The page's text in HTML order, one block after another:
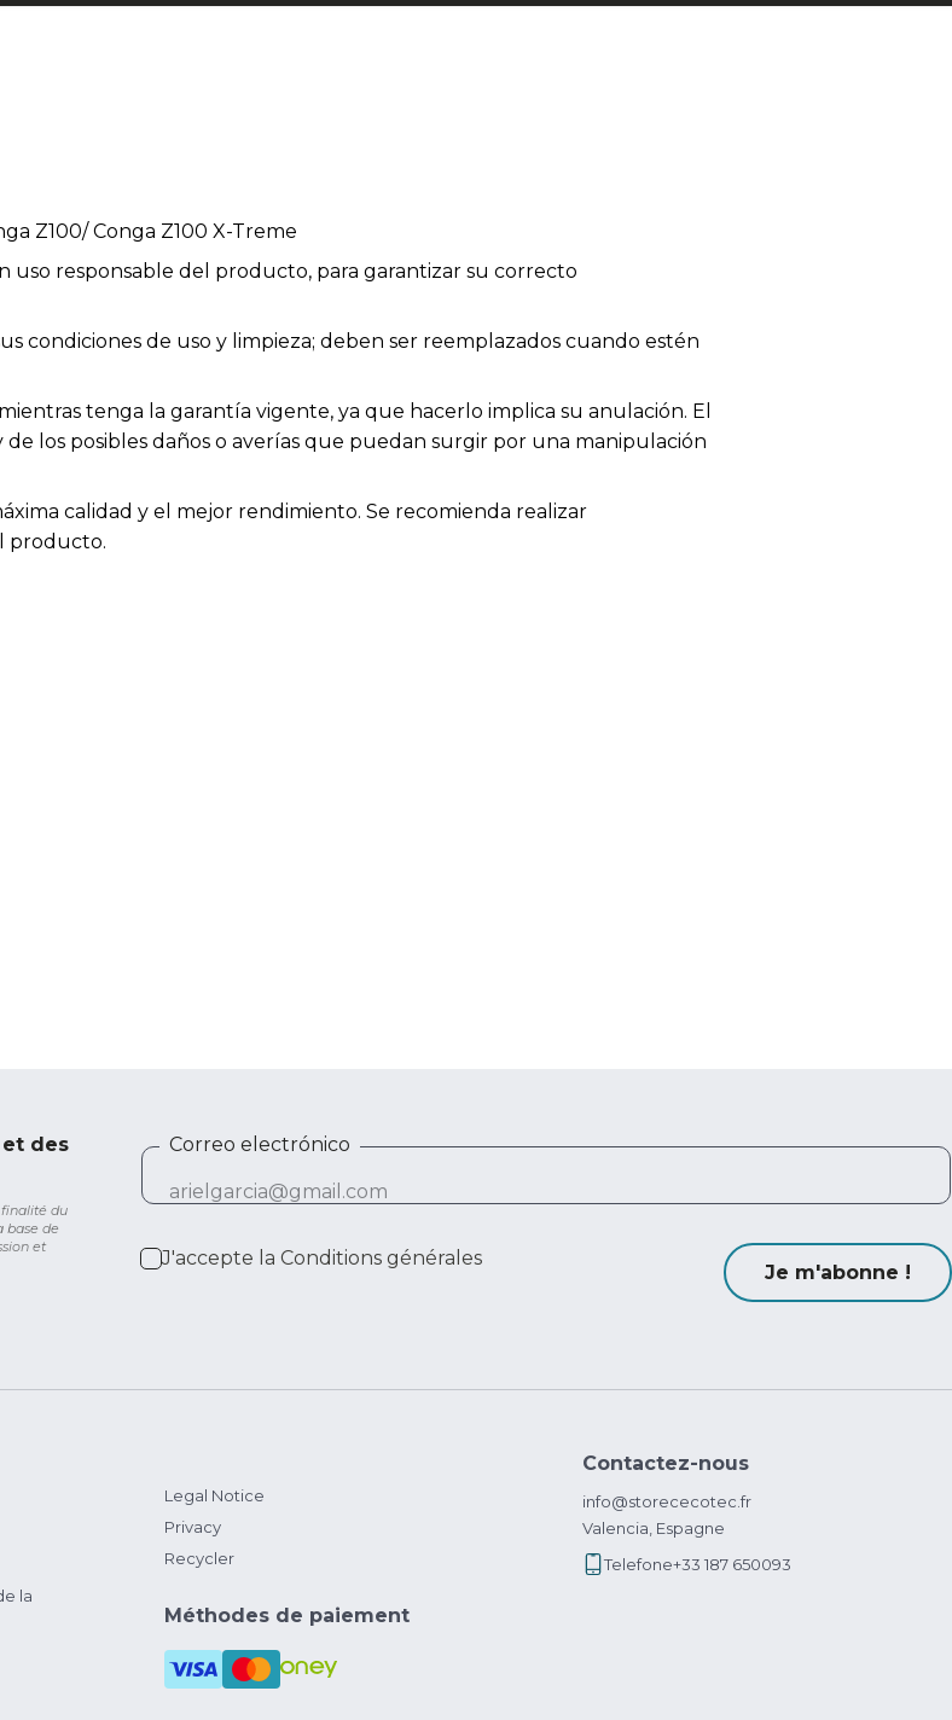
Z100/ Conga Z100 X-Treme
responsable del producto, para garantizar su correcto
condiciones de uso y limpieza; deben ser reemplazados cuando estén
tenga la garantía vigente, ya que hacerlo implica su anulación. El
los posibles daños o averías que puedan surgir por una manipulación
calidad y el mejor rendimiento. Se recomienda realizar
producto.
des
finalité du
base de
et
Correo electrónico
J'accepte la Conditions générales
Je m'abonne !
la
Legal Notice
Privacy
Recycler
Méthodes de paiement
Contactez-nous
info@storececotec.fr
Valencia, Espagne
Telefone+33 187 650093